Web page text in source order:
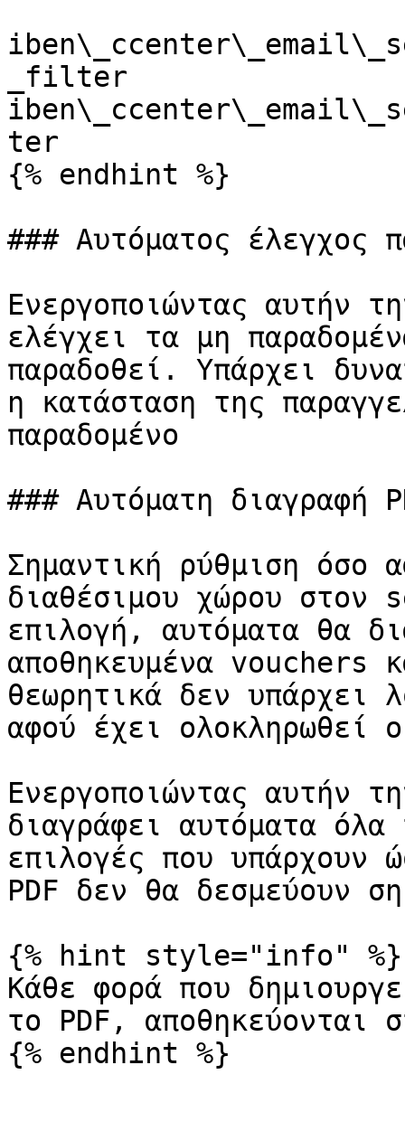
_filter
ter
{% endhint %}
### Αυτόματος έλεγχος
Ενεργοποιώντας αυτήν
ελέγχει τα μη
παραδοθεί. Υπάρχει
η κατάσταση της
παραδομένο
### Αυτόματη διαγραφή
Σημαντική ρύθμιση όσο
διαθέσιμου χώρου
επιλογή, αυτόματα θα
αποθηκευμένα vouchers
θεωρητικά δεν υπάρχει
αφού έχει ολοκληρωθεί
Ενεργοποιώντας αυτήν
διαγράφει αυτόματα
επιλογές που υπάρχουν
PDF δεν θα δεσμεύουν
{% hint style="info" %}
Κάθε φορά που
το PDF, αποθηκεύονται